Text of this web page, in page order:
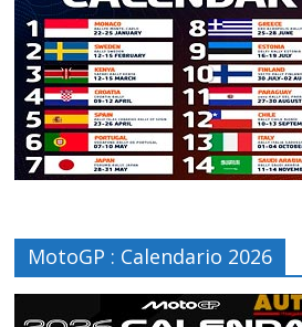
MotoGP : Calendario 2026